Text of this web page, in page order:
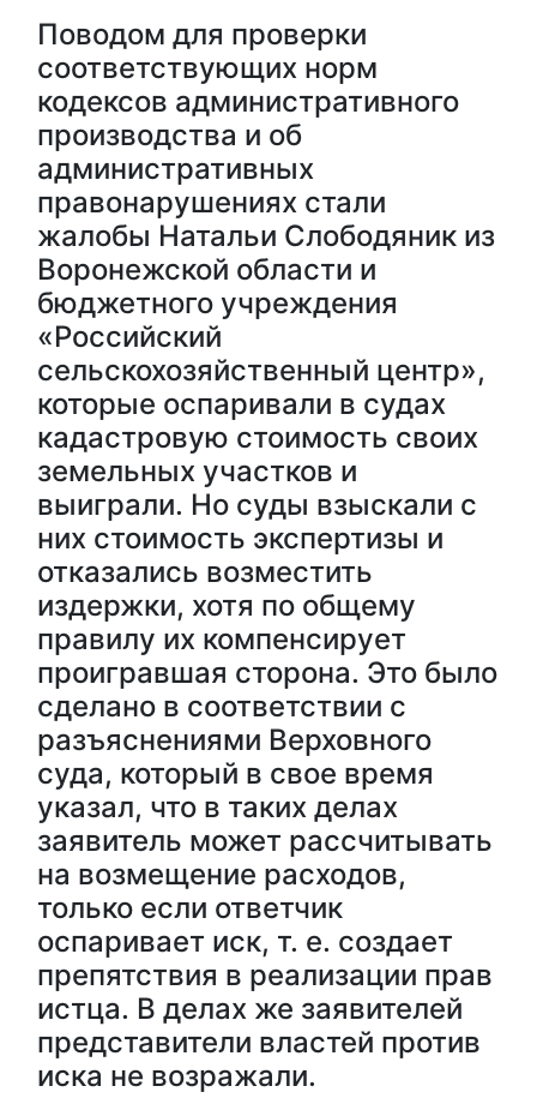
Поводом для проверки
соответствующих норм
кодексов административного
производства и об
административных
правонарушениях стали
жалобы Натальи Слободяник из
Воронежской области и
бюджетного учреждения
«Российский
сельскохозяйственный центр»,
которые оспаривали в судах
кадастровую стоимость своих
земельных участков и
выиграли. Но суды взыскали с
них стоимость экспертизы и
отказались возместить
издержки, хотя по общему
правилу их компенсирует
проигравшая сторона. Это было
сделано в соответствии с
разъяснениями Верховного
суда, который в свое время
указал, что в таких делах
заявитель может рассчитывать
на возмещение расходов,
только если ответчик
оспаривает иск, т. е. создает
препятствия в реализации прав
истца. В делах же заявителей
представители властей против
иска не возражали.